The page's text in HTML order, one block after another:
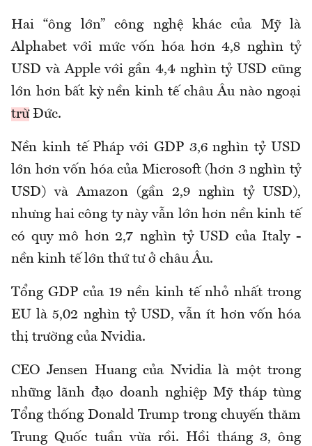
Hai “ông lớn” công nghệ khác của Mỹ là
Alphabet với mức vốn hóa hơn 4,8 nghìn tỷ
USD và Apple với gần 4,4 nghìn tỷ USD cũng
lớn hơn bất kỳ nền kinh tế châu Âu nào ngoại
trừĐức.
Nền kinh tế Pháp với GDP 3,6 nghìn tỷ USD
lớn hơn vốn hóa của Microsoft (hơn 3 nghìn tỷ
USD) và Amazon (gần 2,9 nghìn tỷ USD),
nhưng hai công ty này vẫn lớn hơn nền kinh tế
có quy mô hơn 2,7 nghìn tỷ USD của Italy -
nền kinh tế lớn thứ tư ở châu Âu.
Tổng GDP của 19 nền kinh tế nhỏ nhất trong
EU là 5,02 nghìn tỷ USD, vẫn ít hơn vốn hóa
thị trường của Nvidia.
CEO Jensen Huang của Nvidia là một trong
những lãnh đạo doanh nghiệp Mỹ tháp tùng
Tổng thống Donald Trump trong chuyến thăm
Trung Quốc tuần vừa rồi. Hồi tháng 3, ông